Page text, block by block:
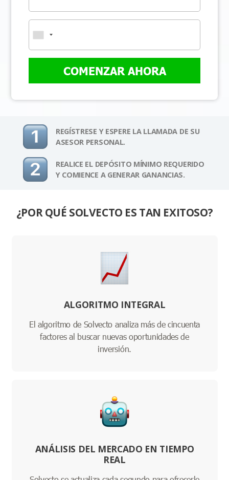
COMENZAR AHORA
REGÍSTRESE Y ESPERE LA LLAMADA DE SU
ASESOR PERSONAL.
REALICE EL DEPÓSITO MÍNIMO REQUERIDO
Y COMIENCE A GENERAR GANANCIAS.
¿POR QUÉ SOLVECTO ES TAN EXITOSO?
ALGORITMO INTEGRAL
El algoritmo de Solvecto analiza más de cincuenta
factores al buscar nuevas oportunidades de
inversión.
ANÁLISIS DEL MERCADO EN TIEMPO
REAL